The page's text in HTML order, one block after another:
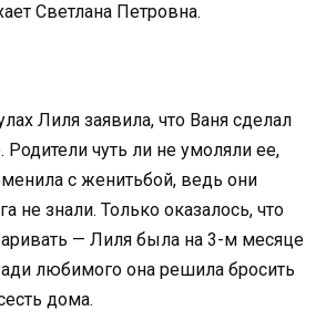
Светлана Петровна.
Лиля заявила, что Ваня сделал
чуть ли не умоляли ее,
с женитьбой, ведь они
не знали. Только оказалось, что
— Лиля была на 3-м месяце
любимого она решила бросить
дома.